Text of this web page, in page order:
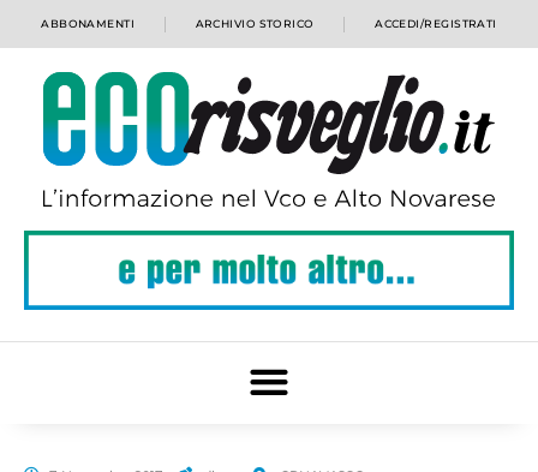
ABBONAMENTI ARCHIVIO STORICO ACCEDI/REGISTRATI